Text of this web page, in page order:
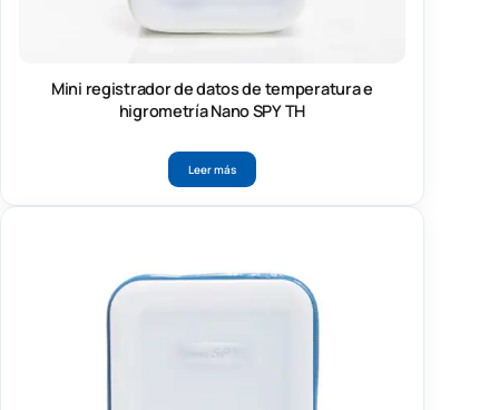
Mini registrador de datos de temperatura e
higrometría Nano SPY TH
Leer más